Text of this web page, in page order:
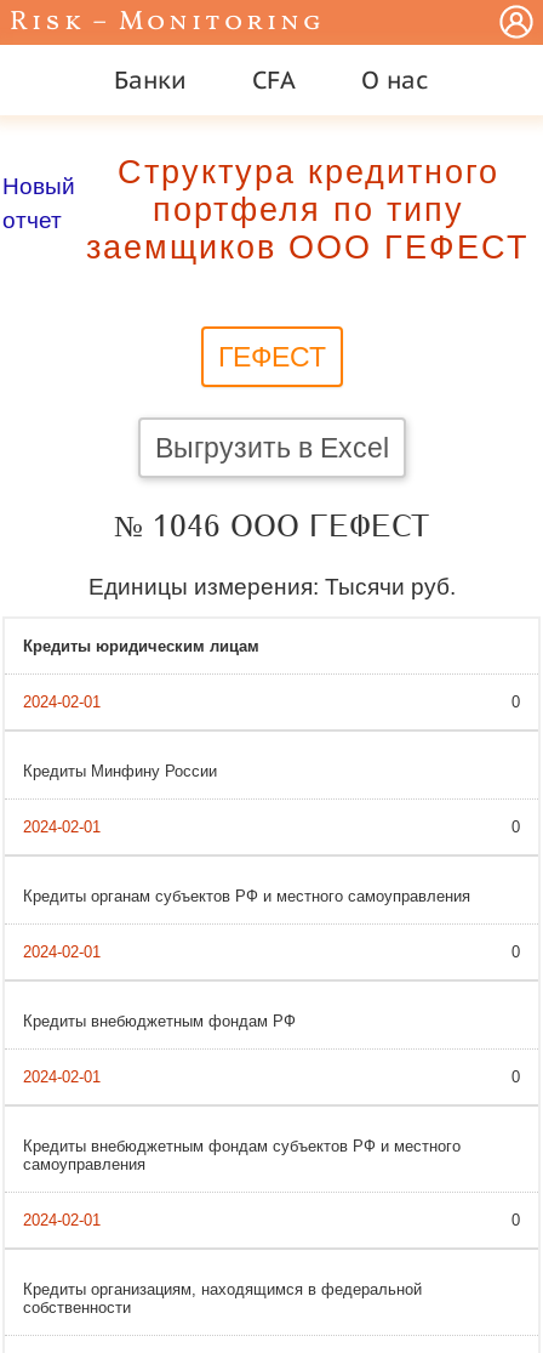
Risk – Monitoring
Банки CFA О нас
Новый
отчет
Структура кредитного
портфеля по типу
заемщиков ООО ГЕФЕСТ
ГЕФЕСТ
Выгрузить в Excel
№ 1046 ООО ГЕФЕСТ
Единицы измерения: Тысячи руб.
Кредиты юридическим лицам
0
Кредиты Минфину России
0
Кредиты органам субъектов РФ и местного самоуправления
0
Кредиты внебюджетным фондам РФ
0
Кредиты внебюджетным фондам субъектов РФ и местного
самоуправления
0
Кредиты организациям, находящимся в федеральной
собственности